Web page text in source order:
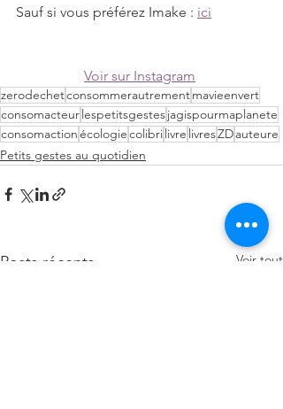
Sauf si vous préférez Imake : ici
Voir sur Instagram
zerodechetconsommerautrementmavieenvert
consomacteurlespetitsgestesjagispourmaplanete
consomactionécologiecolibrilivre livresZDauteure
Petits gestes au quotidien
Posts récents Voir tout